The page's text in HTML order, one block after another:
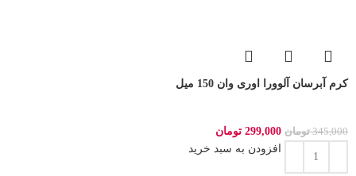
کرم آبرسان آلوورا اوری وان 150 میل
345,000 تومان 299,000 تومان
افزودن به سبد خرید